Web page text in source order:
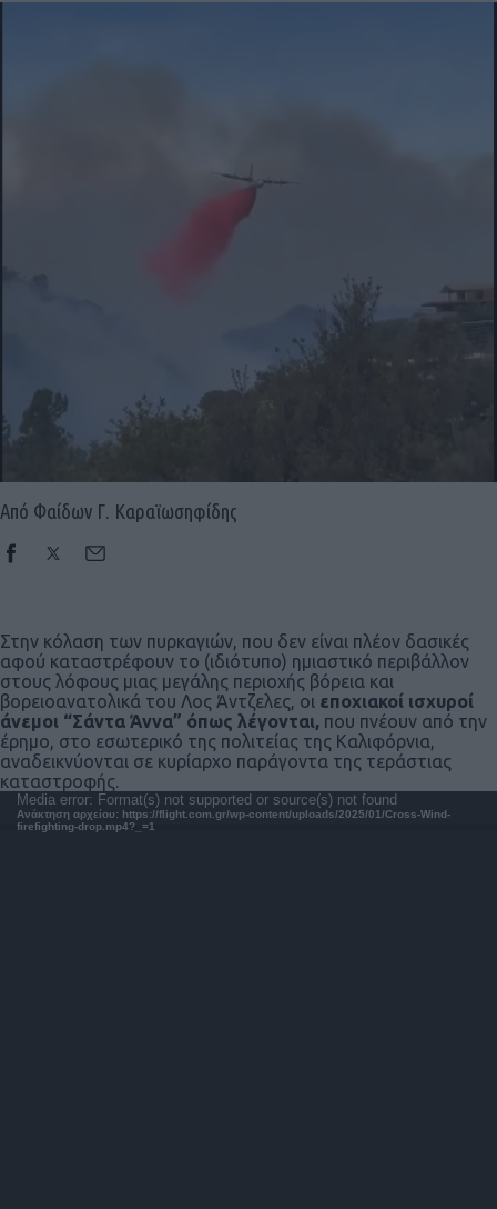
Από Φαίδων Γ. Καραϊωσηφίδης
Στην κόλαση των πυρκαγιών, που δεν είναι πλέον δασικές
αφού καταστρέφουν το (ιδιότυπο) ημιαστικό περιβάλλον
στους λόφους μιας μεγάλης περιοχής βόρεια και
βορειοανατολικά του Λος Άντζελες, οι εποχιακοί ισχυροί
άνεμοι “Σάντα Άννα” όπως λέγονται, που πνέουν από την
έρημο, στο εσωτερικό της πολιτείας της Καλιφόρνια,
αναδεικνύονται σε κυρίαρχο παράγοντα της τεράστιας
καταστροφής.
Πρόγραμμα
Αναπαραγωγής
Media error: Format(s) not supported or source(s) not found
Ανάκτηση αρχείου: https://flight.com.gr/wp-content/uploads/2025/01/Cross-Wind-
firefighting-drop.mp4?_=1